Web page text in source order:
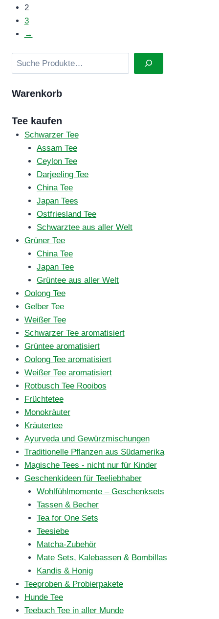
auf
2
3
→
Suchen
Warenkorb
Tee kaufen
Schwarzer Tee
Assam Tee
Ceylon Tee
Darjeeling Tee
China Tee
Japan Tees
Ostfriesland Tee
Schwarztee aus aller Welt
Grüner Tee
China Tee
Japan Tee
Grüntee aus aller Welt
Oolong Tee
Gelber Tee
Weißer Tee
Schwarzer Tee aromatisiert
Grüntee aromatisiert
Oolong Tee aromatisiert
Weißer Tee aromatisiert
Rotbusch Tee Rooibos
Früchtetee
Monokräuter
Kräutertee
Ayurveda und Gewürzmischungen
Traditionelle Pflanzen aus Südamerika
Magische Tees - nicht nur für Kinder
Geschenkideen für Teeliebhaber
Wohlfühlmomente – Geschenksets
Tassen & Becher
Tea for One Sets
Teesiebe
Matcha-Zubehör
Mate Sets, Kalebassen & Bombillas
Kandis & Honig
Teeproben & Probierpakete
Hunde Tee
Teebuch Tee in aller Munde